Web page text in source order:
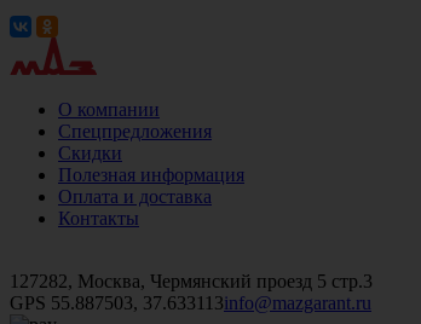
О компании
Спецпредложения
Скидки
Полезная информация
Оплата и доставка
Контакты
127282, Москва, Чермянский проезд 5 стр.3
GPS 55.887503, 37.633113info@mazgarant.ru